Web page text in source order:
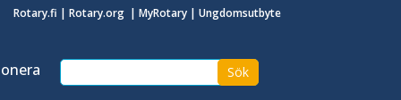
Rotary.fi | Rotary.org | MyRotary| Ungdomsutbyte